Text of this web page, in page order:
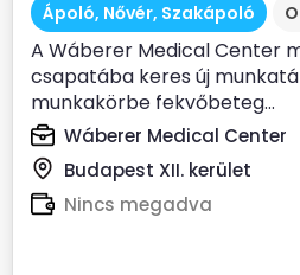
Ápoló, Nővér, Szakápoló
A Wáberer Medical Center
csapatába keres új
munkakörbe fekvőbeteg...
Wáberer Medical Center
Budapest XII. kerület
Nincs megadva